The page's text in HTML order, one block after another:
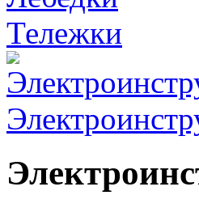
Тележки